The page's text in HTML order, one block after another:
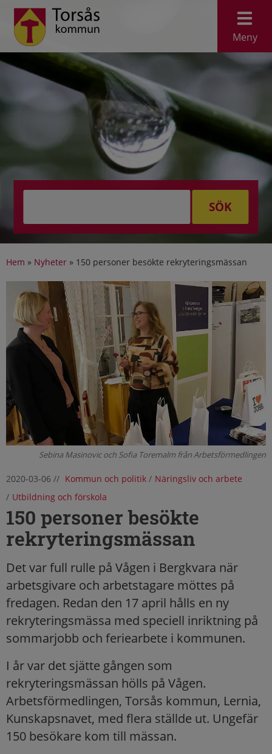
Meny
SÖK
Hem » Nyheter » 150 personer besökte rekryteringsmässan
Sebina Masinovic och Sofia Toremalm från Arbetsförmedlingen
2020-03-06 // Kommun och politik/ Näringsliv och arbete
/ Utbildning och förskola
150 personer besökte
rekryteringsmässan
Det var full rulle på Vågen i Bergkvara när
arbetsgivare och arbetstagare möttes på
fredagen. Redan den 17 april hålls en ny
rekryteringsmässa med speciell inriktning på
sommarjobb och feriearbete i kommunen.
I år var det sjätte gången som
rekryteringsmässan hölls på Vågen.
Arbetsförmedlingen, Torsås kommun, Lernia,
Kunskapsnavet, med flera ställde ut. Ungefär
150 besökare kom till mässan.